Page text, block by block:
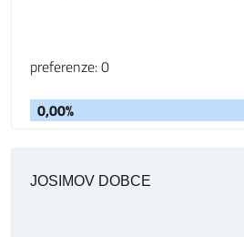
preferenze: 0
0,00%
JOSIMOV DOBCE